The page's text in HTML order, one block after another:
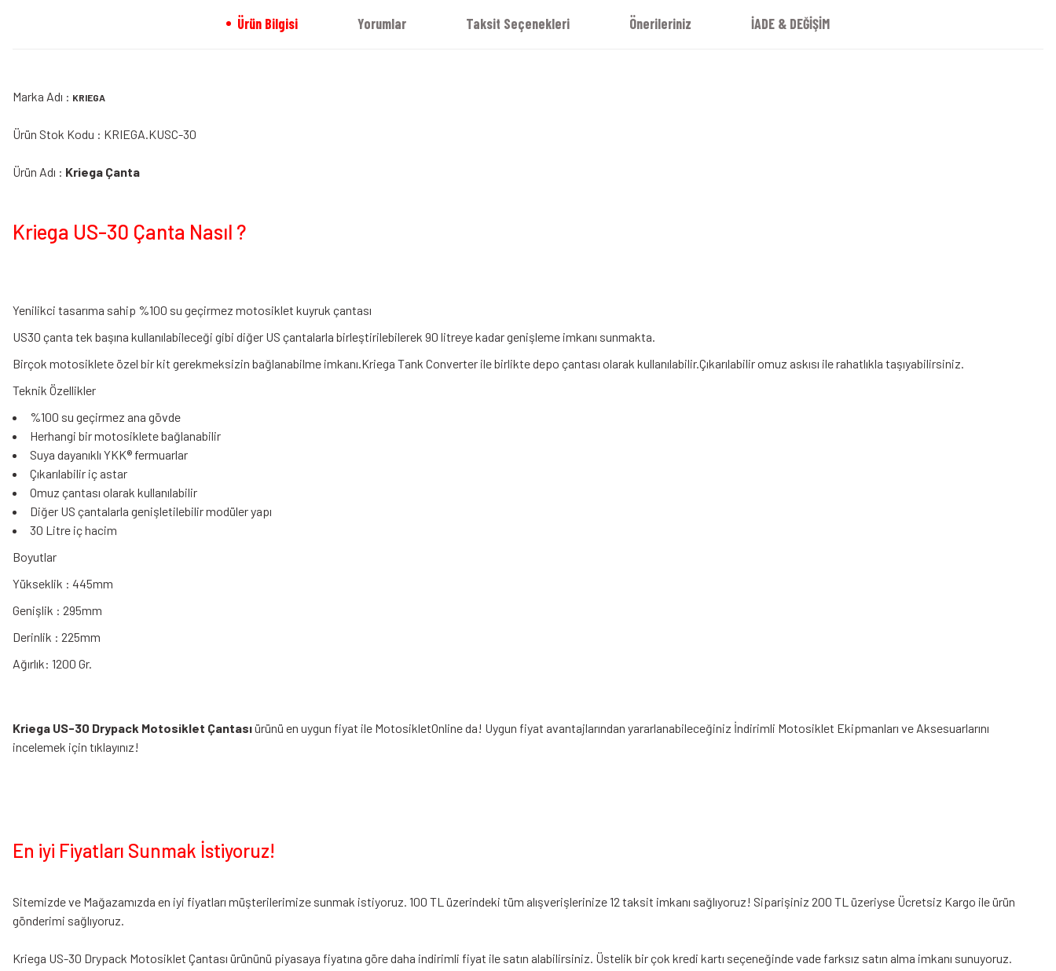
Ürün Bilgisi Yorumlar Taksit Seçenekleri Önerileriniz İADE & DEĞİŞİM
Marka Adı : KRIEGA
Ürün Stok Kodu : KRIEGA.KUSC-30
Ürün Adı : Kriega Çanta
Kriega US-30 Çanta Nasıl ?
Yenilikci tasarıma sahip %100 su geçirmez motosiklet kuyruk çantası
US30 çanta tek başına kullanılabileceği gibi diğer US çantalarla birleştirilebilerek 90 litreye kadar genişleme imkanı sunmakta.
Birçok motosiklete özel bir kit gerekmeksizin bağlanabilme imkanı.Kriega Tank Converter ile birlikte depo çantası olarak kullanılabilir.Çıkarılabilir omuz askısı ile rahatlıkla taşıyabilirsiniz.
Teknik Özellikler
%100 su geçirmez ana gövde
Herhangi bir motosiklete bağlanabilir
Suya dayanıklı YKK® fermuarlar
Çıkarılabilir iç astar
Omuz çantası olarak kullanılabilir
Diğer US çantalarla genişletilebilir modüler yapı
30 Litre iç hacim
Boyutlar
Yükseklik : 445mm
Genişlik : 295mm
Derinlik : 225mm
Ağırlık: 1200 Gr.
Kriega US-30 Drypack Motosiklet Çantasıürünü en uygun fiyat ile MotosikletOnline da! Uygun fiyat avantajlarından yararlanabileceğiniz İndirimli Motosiklet Ekipmanları ve Aksesuarlarını
incelemek için tıklayınız!
En iyi Fiyatları Sunmak İstiyoruz!
Sitemizde ve Mağazamızda en iyi fiyatları müşterilerimize sunmak istiyoruz. 100 TL üzerindeki tüm alışverişlerinize 12 taksit imkanı sağlıyoruz! Siparişiniz 200 TL üzeriyse Ücretsiz Kargo ile ürün
gönderimi sağlıyoruz.
Kriega US-30 Drypack Motosiklet Çantası ürününü piyasaya fiyatına göre daha indirimli fiyat ile satın alabilirsiniz. Üstelik bir çok kredi kartı seçeneğinde vade farksız satın alma imkanı sunuyoruz.